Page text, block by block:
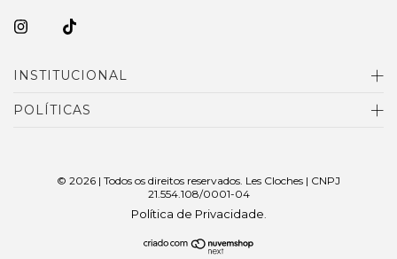
INSTITUCIONAL
POLÍTICAS
© 2026 | Todos os direitos reservados. Les Cloches | CNPJ
21.554.108/0001-04
Política de Privacidade